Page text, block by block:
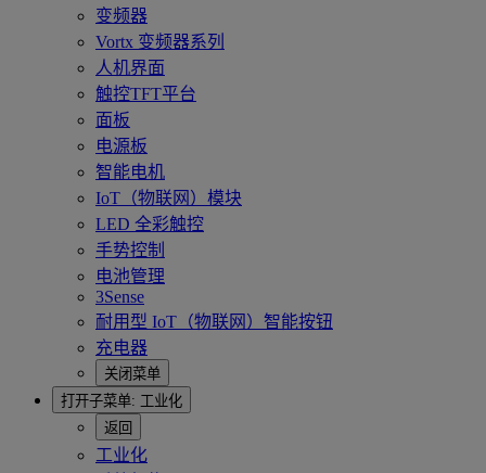
变频器
Vortx 变频器系列
人机界面
触控TFT平台
面板
电源板
智能电机
IoT（物联网）模块
LED 全彩触控
手势控制
电池管理
3Sense
耐用型 IoT（物联网）智能按钮
充电器
关闭菜单
打开子菜单: 工业化
返回
工业化